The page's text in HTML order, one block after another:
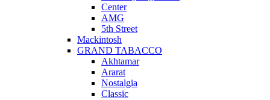
Center
AMG
5th Street
Mackintosh
GRAND TABACCO
Akhtamar
Ararat
Nostalgia
Classic